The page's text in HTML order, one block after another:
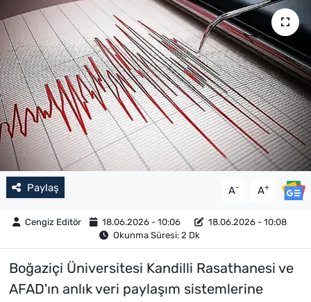
Paylaş A- A+
Cengiz Editör 18.06.2026 - 10:06
18.06.2026 - 10:08
Okunma Süresi: 2 Dk
Boğaziçi Üniversitesi Kandilli Rasathanesi ve
AFAD'ın anlık veri paylaşım sistemlerine